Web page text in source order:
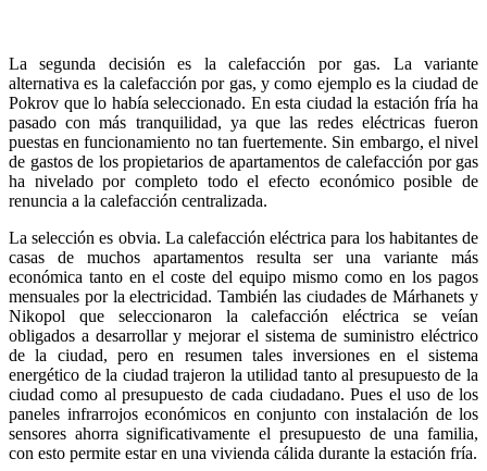
La segunda decisión es la calefacción por gas. La variante
alternativa es la calefacción por gas, y como ejemplo es la ciudad de
Pokrov que lo había seleccionado. En esta ciudad la estación fría ha
pasado con más tranquilidad, ya que las redes eléctricas fueron
puestas en funcionamiento no tan fuertemente. Sin embargo, el nivel
de gastos de los propietarios de apartamentos de calefacción por gas
ha nivelado por completo todo el efecto económico posible de
renuncia a la calefacción centralizada.
La selección es obvia. La calefacción eléctrica para los habitantes de
casas de muchos apartamentos resulta ser una variante más
económica tanto en el coste del equipo mismo como en los pagos
mensuales por la electricidad. También las ciudades de Márhanets y
Nikopol que seleccionaron la calefacción eléctrica se veían
obligados a desarrollar y mejorar el sistema de suministro eléctrico
de la ciudad, pero en resumen tales inversiones en el sistema
energético de la ciudad trajeron la utilidad tanto al presupuesto de la
ciudad como al presupuesto de cada ciudadano. Pues el uso de los
paneles infrarrojos económicos en conjunto con instalación de los
sensores ahorra significativamente el presupuesto de una familia,
con esto permite estar en una vivienda cálida durante la estación fría.